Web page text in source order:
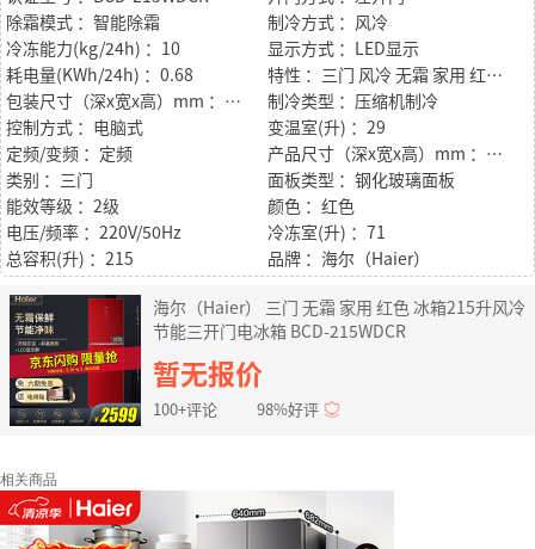
除霜模式 ：智能除霜
制冷方式 ：风冷
冷冻能力(kg/24h) ：10
显示方式 ：LED显示
耗电量(KWh/24h) ：0.68
特性 ：三门 风冷 无霜 家用 红色 节能 省电 电冰箱
包装尺寸（深x宽x高）mm ：660*600*1800
制冷类型 ：压缩机制冷
控制方式 ：电脑式
变温室(升) ：29
定频/变频 ：定频
产品尺寸（深x宽x高）mm ：613*553*1750
类别 ：三门
面板类型 ：钢化玻璃面板
能效等级 ：2级
颜色 ：红色
电压/频率 ：220V/50Hz
冷冻室(升) ：71
总容积(升) ：215
品牌 ：海尔（Haier）
海尔（Haier） 三门 无霜 家用 红色 冰箱215升风冷
节能三开门电冰箱 BCD-215WDCR
暂无报价
100+评论 98%好评
相关商品